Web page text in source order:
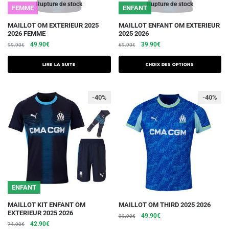
du
produit
du
produit
Rupture de stock
FEMME
MAILLOT OM EXTERIEUR 2025
2026 FEMME
99.90€
Le
initial
était :
49.90€Le
actuel
est :
Lire la suite
Rupture de stock
ENFANT
MAILLOT ENFANT OM EXTERIEUR
2025 2026
69.90€
Le
initial
était :
39.90€Le
actuel
est :
Choix des options
Ce
produit
a
plusieurs
variations.
peuvent
être
choisies
ENFANT
-40%
MAILLOT KIT ENFANT OM
EXTERIEUR 2025 2026
74.90€
Le
42.90€Le
Ce
produit
-40%
MAILLOT OM THIRD 2025 2026
99.90€
Le
49.90€Le
Ce
produit